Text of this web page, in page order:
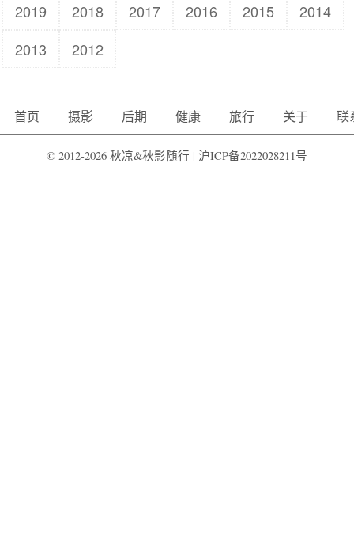
2019
2018 2017 2016 2015
2014
2013
2012
首页 摄影 后期 健康 旅行 关于 联
© 2012-2026 秋凉&秋影随行 | 沪ICP备2022028211号